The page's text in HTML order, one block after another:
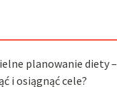
planowanie diety –
i osiągnąć cele?